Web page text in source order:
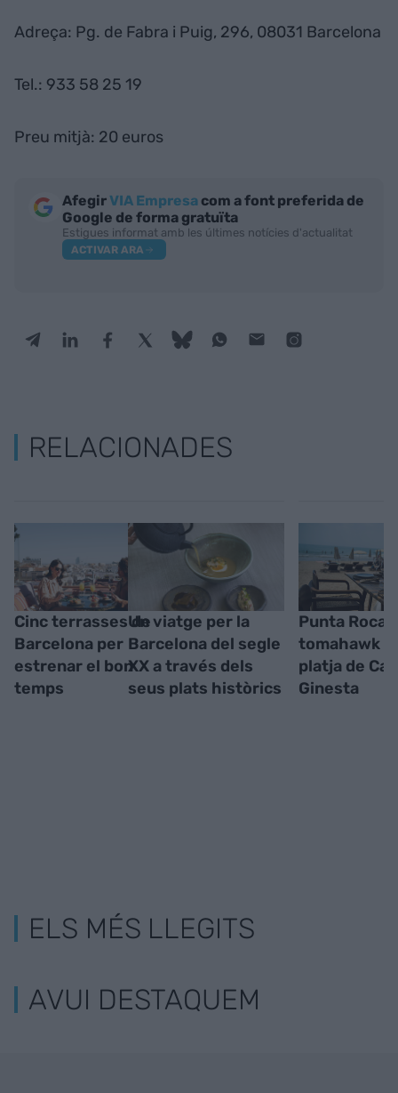
Adreça: Pg. de Fabra i Puig, 296, 08031 Barcelona
Tel.: 933 58 25 19
Preu mitjà: 20 euros
AfegirVIA Empresa com a font preferida de
Google de forma gratuïta
Estigues informat amb les últimes notícies d'actualitat
ACTIVAR ARA
RELACIONADES
Cinc terrasses de
Barcelona per
estrenar el bon
temps
Un viatge per la
Barcelona del segle
XX a través dels
seus plats històrics
Punta Roca,
tomahawk a
platja de
Ginesta
ELS MÉS LLEGITS
AVUI DESTAQUEM